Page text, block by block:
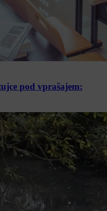
pod vprašajem: